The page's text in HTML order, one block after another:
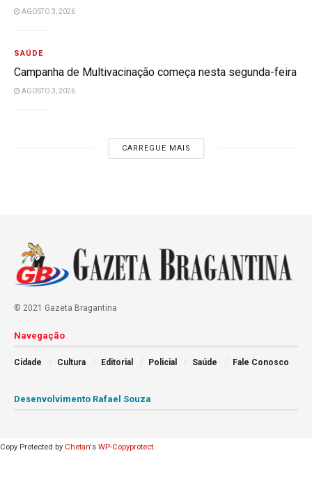
AGOSTO 3, 2026
SAÚDE
Campanha de Multivacinação começa nesta segunda-feira
AGOSTO 3, 2026
CARREGUE MAIS
© 2021 Gazeta Bragantina
Navegação
Cidade Cultura Editorial Policial Saúde Fale Conosco
Desenvolvimento Rafael Souza
Copy Protected by Chetan's WP-Copyprotect.